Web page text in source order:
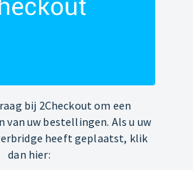
bij 2Checkout om een
uw bestellingen. Als u uw
heeft geplaatst, klik
dan hier: